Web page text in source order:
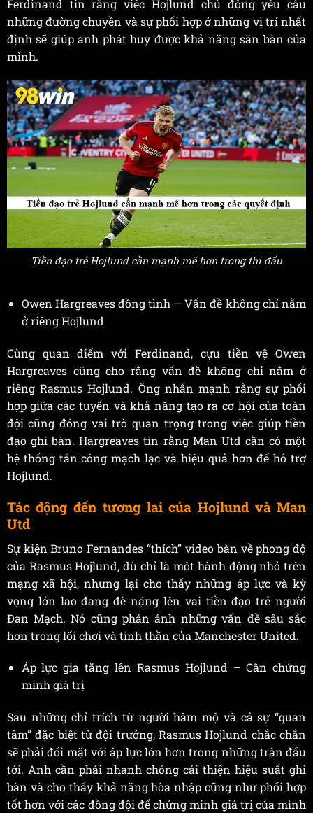
Ferdinand tin rằng việc Hojlund chủ động yêu cầu
những đường chuyền và sự phối hợp ở những vị trí nhất
định sẽ giúp anh phát huy được khả năng săn bàn của
mình.
Tiền đạo trẻ Hojlund cần mạnh mẽ hơn trong thi đấu
Owen Hargreaves đồng tình – Vấn đề không chỉ nằm
ở riêng Hojlund
Cùng quan điểm với Ferdinand, cựu tiền vệ Owen
Hargreaves cũng cho rằng vấn đề không chỉ nằm ở
riêng Rasmus Hojlund. Ông nhấn mạnh rằng sự phối
hợp giữa các tuyến và khả năng tạo ra cơ hội của toàn
đội cũng đóng vai trò quan trọng trong việc giúp tiền
đạo ghi bàn. Hargreaves tin rằng Man Utd cần có một
hệ thống tấn công mạch lạc và hiệu quả hơn để hỗ trợ
Hojlund.
Tác động đến tương lai của Hojlund và Man
Utd
Sự kiện Bruno Fernandes “thích” video bàn về phong độ
của Rasmus Hojlund, dù chỉ là một hành động nhỏ trên
mạng xã hội, nhưng lại cho thấy những áp lực và kỳ
vọng lớn lao đang đè nặng lên vai tiền đạo trẻ người
Đan Mạch. Nó cũng phản ánh những vấn đề sâu sắc
hơn trong lối chơi và tinh thần của Manchester United.
Áp lực gia tăng lên Rasmus Hojlund – Cần chứng
minh giá trị
Sau những chỉ trích từ người hâm mộ và cả sự “quan
tâm” đặc biệt từ đội trưởng, Rasmus Hojlund chắc chắn
sẽ phải đối mặt với áp lực lớn hơn trong những trận đấu
tới. Anh cần phải nhanh chóng cải thiện hiệu suất ghi
bàn và cho thấy khả năng hòa nhập cũng như phối hợp
tốt hơn với các đồng đội để chứng minh giá trị của mình